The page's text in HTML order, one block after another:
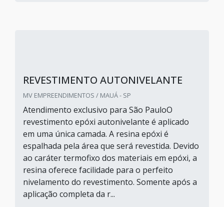
REVESTIMENTO AUTONIVELANTE
MV EMPREENDIMENTOS / MAUÁ - SP
Atendimento exclusivo para São PauloO
revestimento epóxi autonivelante é aplicado
em uma única camada. A resina epóxi é
espalhada pela área que será revestida. Devido
ao caráter termofixo dos materiais em epóxi, a
resina oferece facilidade para o perfeito
nivelamento do revestimento. Somente após a
aplicação completa da r...